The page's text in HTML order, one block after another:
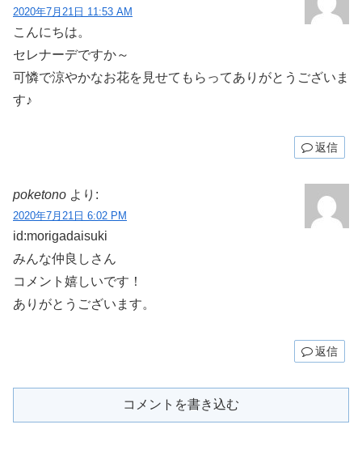
2020年7月21日 11:53 AM
こんにちは。
セレナーデですか～
可憐で涼やかなお花を見せてもらってありがとうございま
す♪
返信
poketono より:
2020年7月21日 6:02 PM
id:morigadaisuki
みんな仲良しさん
コメント嬉しいです！
ありがとうございます。
返信
コメントを書き込む